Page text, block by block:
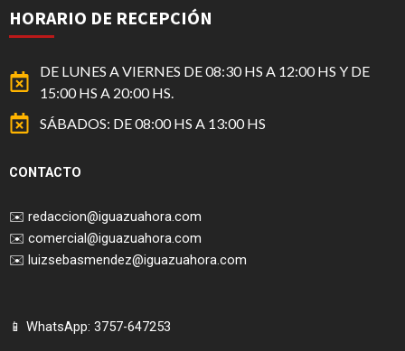
HORARIO DE RECEPCIÓN
DE LUNES A VIERNES DE 08:30 HS A 12:00 HS Y DE
15:00 HS A 20:00 HS.
SÁBADOS: DE 08:00 HS A 13:00 HS
CONTACTO
✉️ redaccion@iguazuahora.com
✉️ comercial@iguazuahora.com
✉️ luizsebasmendez@iguazuahora.com
📱 WhatsApp: 3757-647253